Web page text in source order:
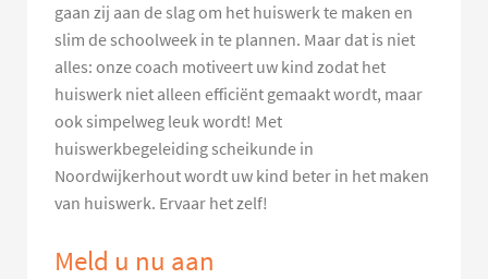
gaan zij aan de slag om het huiswerk te maken en
slim de schoolweek in te plannen. Maar dat is niet
alles: onze coach motiveert uw kind zodat het
huiswerk niet alleen efficiënt gemaakt wordt, maar
ook simpelweg leuk wordt! Met
huiswerkbegeleiding scheikunde in
Noordwijkerhout wordt uw kind beter in het maken
van huiswerk. Ervaar het zelf!
Meld u nu aan